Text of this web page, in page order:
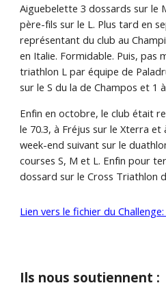
Aiguebelette 3 dossards sur le
père-fils sur le L. Plus tard en
représentant du club au
en Italie. Formidable. Puis, pas
triathlon L par équipe de
sur le S du la de Champos et 1
Enfin en octobre, le club était
le 70.3, à Fréjus sur le Xterra et
week-end suivant sur le
courses S, M et L. Enfin pour
dossard sur le Cross Triathlon
Lien vers le fichier du
Ils nous soutiennent :